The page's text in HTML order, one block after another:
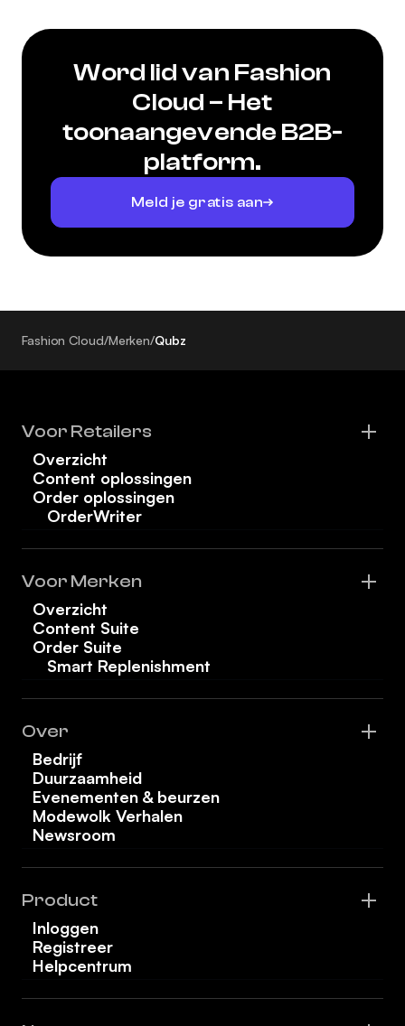
Word lid van Fashion
Cloud – Het
toonaangevende B2B-
platform.
Meld je gratis aan
Fashion Cloud/Merken/Qubz
Voor Retailers
Overzicht
Content oplossingen
Order oplossingen
OrderWriter
Voor Merken
Overzicht
Content Suite
Order Suite
Smart Replenishment
Over
Bedrijf
Duurzaamheid
Evenementen & beurzen
Modewolk Verhalen
Newsroom
Product
Inloggen
Registreer
Helpcentrum